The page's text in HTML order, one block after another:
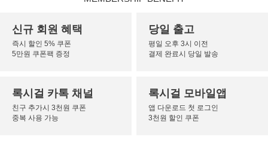
신규 회원 혜택
즉시 할인 5% 쿠폰
5만원 쿠폰팩 증정
당일 출고
평일 오후 3시 이전
결제 완료시 당일 발송
록시걸 카톡 채널
친구 추가시 3천원 쿠폰
중복 사용 가능
록시걸 모바일앱
앱 다운로드 첫 로그인
3천원 할인 쿠폰